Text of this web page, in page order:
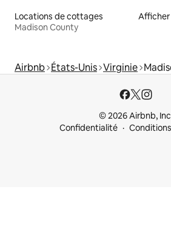
Locations de cottages
Madison County
Afficher
Airbnb États-Unis Virginie
© 2026 Airbnb,
Confidentialité